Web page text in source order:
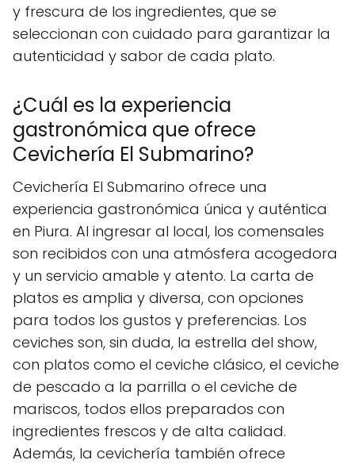
y frescura de los ingredientes, que se
seleccionan con cuidado para garantizar la
autenticidad y sabor de cada plato.
¿Cuál es la experiencia
gastronómica que ofrece
Cevichería El Submarino?
Cevichería El Submarino ofrece una
experiencia gastronómica única y auténtica
en Piura. Al ingresar al local, los comensales
son recibidos con una atmósfera acogedora
y un servicio amable y atento. La carta de
platos es amplia y diversa, con opciones
para todos los gustos y preferencias. Los
ceviches son, sin duda, la estrella del show,
con platos como el ceviche clásico, el ceviche
de pescado a la parrilla o el ceviche de
mariscos, todos ellos preparados con
ingredientes frescos y de alta calidad.
Además, la cevichería también ofrece